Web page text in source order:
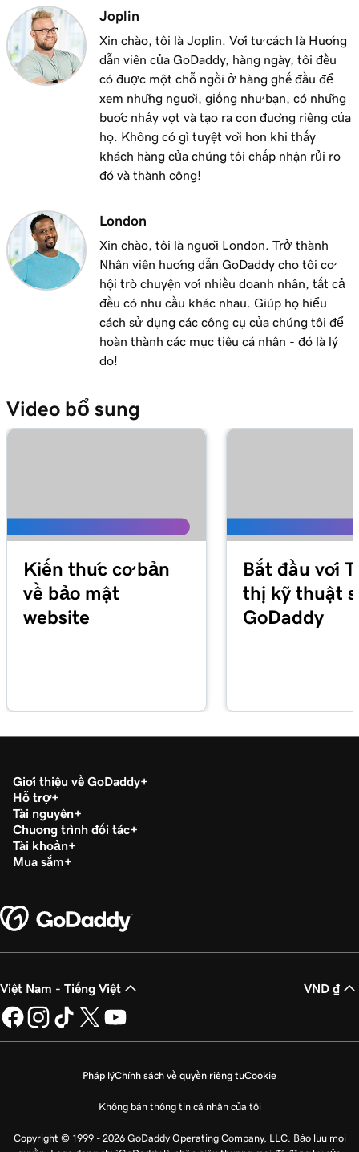
Joplin
Xin chào, tôi là Joplin. Với tư cách là Hướng
dẫn viên của GoDaddy, hàng ngày, tôi đều
có được một chỗ ngồi ở hàng ghế đầu để
xem những người, giống như bạn, có những
bước nhảy vọt và tạo ra con đường riêng của
họ. Không có gì tuyệt vời hơn khi thấy
khách hàng của chúng tôi chấp nhận rủi ro
đó và thành công!
London
Xin chào, tôi là người London. Trở thành
Nhân viên hướng dẫn GoDaddy cho tôi cơ
hội trò chuyện với nhiều doanh nhân, tất cả
đều có nhu cầu khác nhau. Giúp họ hiểu
cách sử dụng các công cụ của chúng tôi để
hoàn thành các mục tiêu cá nhân - đó là lý
do!
Video bổ sung
Kiến thức cơ bản
về bảo mật
website
Bắt đầu với
thị kỹ thuật
GoDaddy
Giới thiệu về GoDaddy
Hỗ trợ
Tài nguyên
Chương trình đối tác
Tài khoản
Mua sắm
Việt Nam - Tiếng Việt VND ₫
Pháp lýChính sách về quyền riêng tưCookie
Không bán thông tin cá nhân của tôi
Copyright © 1999 - 2026 GoDaddy Operating Company, LLC. Bảo lưu mọi